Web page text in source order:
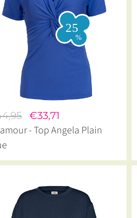
€33,71
- Top Angela Plain